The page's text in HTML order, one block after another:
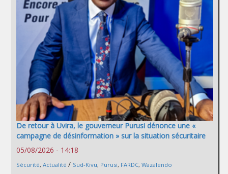
De retour à Uvira, le gouverneur Purusi dénonce une «
campagne de désinformation » sur la situation sécuritaire
05/08/2026 - 14:18
Sécurité, Actualité / Sud-Kivu, Purusi, FARDC, Wazalendo